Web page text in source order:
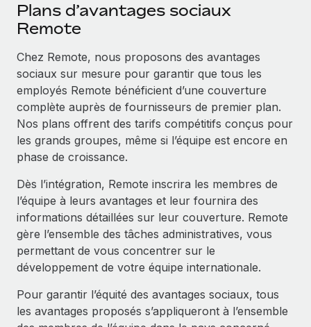
Rationalisez vos processus avec des outils essentiels
SERVICES
Demandez aux experts
Recevez des conseils d’experts sur les RH à
l’international et la conformité
Contrôles d’antécédents
Simplifiez vos processus de présélection des
candidats
Remote Watchtower
Gardez un temps d’avance sur les risques en
matière de conformité
Gestion des appareils
Achetez et suivez vos équipements informatiques
dans le monde entier
Partenaires stratégiques de la tech
Intégrez les RH à l’international de manière flexible
Devenir partenaire
Explorez avec nous vos opportunités de partenariat
Remote Build
Bientôt disponible
Conseil en intégrations et automatisations assistées par
ÉTUDES DE CAS
Événements
Données sur les salaires et les talents
Centre de ressources
Obtenir de l’aide
Voir toutes les ressources
BLOG
Paie multipays
Gestion des freelances
Taxes
Plans d’avantages sociaux
Remote
Chez Remote, nous proposons des avantages
sociaux sur mesure pour garantir que tous les
employés Remote bénéficient d’une couverture
complète auprès de fournisseurs de premier plan.
Nos plans offrent des tarifs compétitifs conçus pour
les grands groupes, même si l’équipe est encore en
phase de croissance.
Dès l’intégration, Remote inscrira les membres de
l’équipe à leurs avantages et leur fournira des
informations détaillées sur leur couverture. Remote
gère l’ensemble des tâches administratives, vous
permettant de vous concentrer sur le
développement de votre équipe internationale.
Pour garantir l’équité des avantages sociaux, tous
les avantages proposés s’appliqueront à l’ensemble